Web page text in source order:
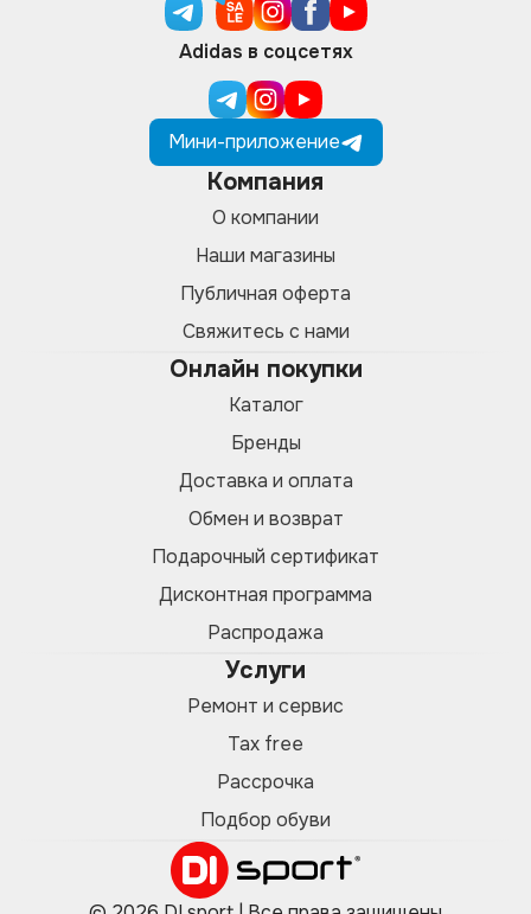
Adidas в соцсетях
Мини-приложение
Компания
О компании
Наши магазины
Публичная оферта
Свяжитесь с нами
Онлайн покупки
Каталог
Бренды
Доставка и оплата
Обмен и возврат
Подарочный сертификат
Дисконтная программа
Распродажа
Услуги
Ремонт и сервис
Tax free
Рассрочка
Подбор обуви